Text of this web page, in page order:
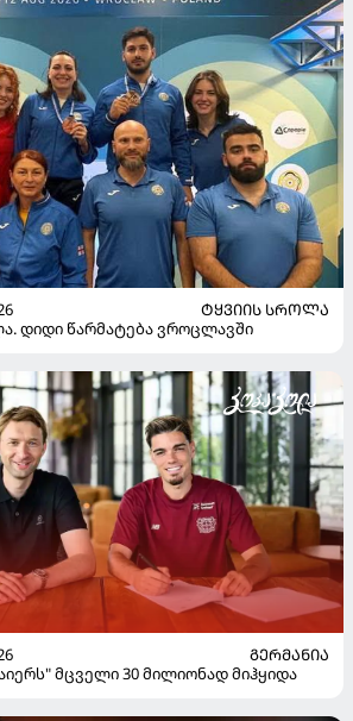
ᲢᲧᲕᲘᲘᲡ ᲡᲠᲝᲚᲐ
დიდი წარმატება ვროცლავში
ᲒᲔᲠᲛᲐᲜᲘᲐ
მცველი 30 მილიონად მიჰყიდა